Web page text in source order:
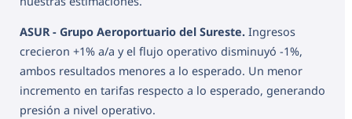
ASUR - Grupo Aeroportuario del Sureste. Ingresos
crecieron +1% a/a y el flujo operativo disminuyó -1%,
ambos resultados menores a lo esperado. Un menor
incremento en tarifas respecto a lo esperado, generando
presión a nivel operativo.